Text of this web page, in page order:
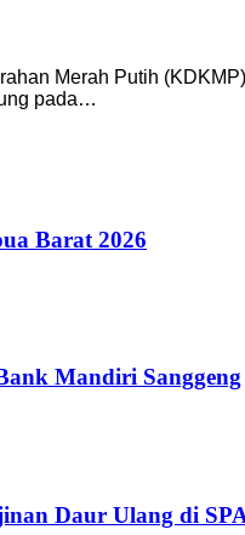
Merah Putih
pada…
Barat 2026
Mandiri Sanggeng
Daur Ulang di